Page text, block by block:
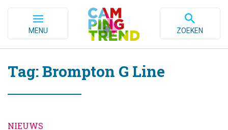
MENU ZOEKEN
Tag: Brompton G Line
NIEUWS